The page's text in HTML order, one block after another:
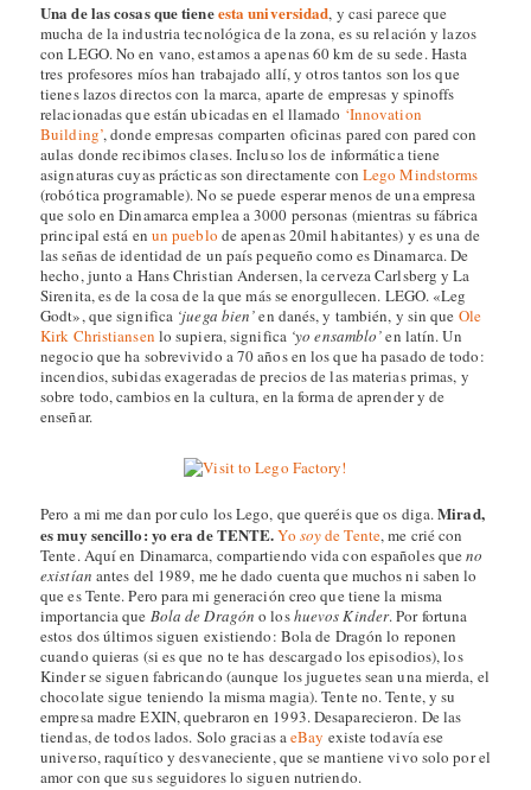
Una de las cosas que tieneesta universidad, y casi parece que
mucha de la industria tecnológica de la zona, es su relación y lazos
con LEGO. No en vano, estamos a apenas 60 km de su sede. Hasta
tres profesores míos han trabajado allí, y otros tantos son los que
tienes lazos directos con la marca, aparte de empresas y spinoffs
relacionadas que están ubicadas en el llamado ‘Innovation
Building’, donde empresas comparten oficinas pared con pared con
aulas donde recibimos clases. Incluso los de informática tiene
asignaturas cuyas prácticas son directamente con Lego Mindstorms
(robótica programable). No se puede esperar menos de una empresa
que solo en Dinamarca emplea a 3000 personas (mientras su fábrica
principal está en un pueblo de apenas 20mil habitantes) y es una de
las señas de identidad de un país pequeño como es Dinamarca. De
hecho, junto a Hans Christian Andersen, la cerveza Carlsberg y La
Sirenita, es de la cosa de la que más se enorgullecen. LEGO. «Leg
Godt», que significa ‘juega bien’en danés, y también, y sin que Ole
Kirk Christiansen lo supiera, significa‘yo ensamblo’en latín. Un
negocio que ha sobrevivido a 70 años en los que ha pasado de todo:
incendios, subidas exageradas de precios de las materias primas, y
sobre todo, cambios en la cultura, en la forma de aprender y de
enseñar.
Pero a mi me dan por culo los Lego, que queréis que os diga.Mirad,
es muy sencillo: yo era de TENTE.Yo soyde Tente, me crié con
Tente. Aquí en Dinamarca, compartiendo vida con españoles queno
existían antes del 1989, me he dado cuenta que muchos ni saben lo
que es Tente. Pero para mi generación creo que tiene la misma
importancia que Bola de Dragón o loshuevos Kinder. Por fortuna
estos dos últimos siguen existiendo: Bola de Dragón lo reponen
cuando quieras (si es que no te has descargado los episodios), los
Kinder se siguen fabricando (aunque los juguetes sean una mierda, el
chocolate sigue teniendo la misma magia). Tente no. Tente, y su
empresa madre EXIN, quebraron en 1993. Desaparecieron. De las
tiendas, de todos lados. Solo gracias aeBay existe todavía ese
universo, raquítico y desvaneciente, que se mantiene vivo solo por el
amor con que sus seguidores lo siguen nutriendo.